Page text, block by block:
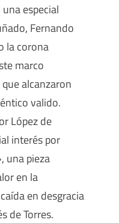
especial
Fernando
la corona
marco
alcanzaron
valido.
López de
interés por
una pieza
en la
en desgracia
de Torres.